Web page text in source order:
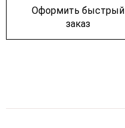
Оформить быстрый
заказ